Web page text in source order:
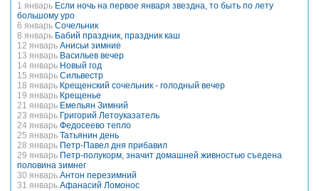
1 январь Если ночь на первое января звездна, то быть по лету
большому уро
6 январь Сочельник
8 январь Бабий праздник, праздник каш
12 январь Анисьи зимние
13 январь Васильев вечер
14 январь Новый год
15 январь Сильвестр
18 январь Крещенский сочельник - голодный вечер
19 январь Крещенье
21 январь Емельян Зимний
23 январь Григорий Летоуказатель
24 январь Федосеево тепло
25 январь Татьянин день
28 январь Петр-Павел дня прибавил
29 январь Петр-полукорм, значит домашней живностью съедена
половина зимнег
30 январь Антон перезимний
31 январь Афанасий Ломонос